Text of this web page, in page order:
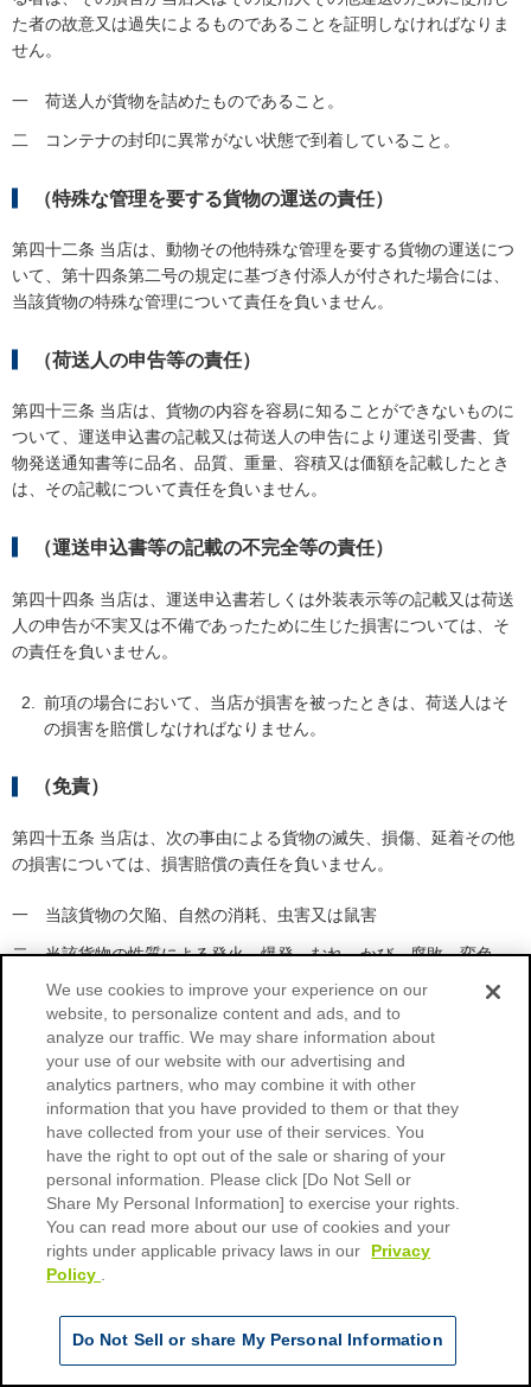
た者の故意又は過失によるものであることを証明しなければなりま
せん。
一 荷送人が貨物を詰めたものであること。
二 コンテナの封印に異常がない状態で到着していること。
（特殊な管理を要する貨物の運送の責任）
第四十二条 当店は、動物その他特殊な管理を要する貨物の運送につ
いて、第十四条第二号の規定に基づき付添人が付された場合には、
当該貨物の特殊な管理について責任を負いません。
（荷送人の申告等の責任）
第四十三条 当店は、貨物の内容を容易に知ることができないものに
ついて、運送申込書の記載又は荷送人の申告により運送引受書、貨
物発送通知書等に品名、品質、重量、容積又は価額を記載したとき
は、その記載について責任を負いません。
（運送申込書等の記載の不完全等の責任）
第四十四条 当店は、運送申込書若しくは外装表示等の記載又は荷送
人の申告が不実又は不備であったために生じた損害については、そ
の責任を負いません。
前項の場合において、当店が損害を被ったときは、荷送人はそ
の損害を賠償しなければなりません。
（免責）
第四十五条 当店は、次の事由による貨物の滅失、損傷、延着その他
の損害については、損害賠償の責任を負いません。
一 当該貨物の欠陥、自然の消耗、虫害又は鼠害
二
当該貨物の性質による発火、爆発、むれ、かび、腐敗、変色、
さびその他これに類似する事由
同盟罷業、同盟怠業、社会的騒擾その他の事変又は強盗
不可抗力による火災
地震、津波、高潮、大水、暴風雨、地すべり、山崩れ等その他
の天災
法令又は公権力の発動による運送の差止め、開封、没収、差押
え又は第三者への引渡し
荷送人又は荷受人の故意又は過失
（高価品に対する特則）
第四十六条 高価品については、荷送人が申込みをするに当たり、そ
の種類及び価額を通知しなければ、当店は、その滅失、損傷又は延
単身 家族
We use cookies to improve your experience on our
website, to personalize content and ads, and to
analyze our traffic. We may share information about
your use of our website with our advertising and
analytics partners, who may combine it with other
information that you have provided to them or that they
have collected from your use of their services. You
have the right to opt out of the sale or sharing of your
personal information. Please click [Do Not Sell or
Share My Personal Information] to exercise your rights.
You can read more about our use of cookies and your
rights under applicable privacy laws in our
Privacy
Policy
Do Not Sell or share My Personal Information